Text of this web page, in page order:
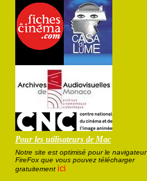
Pour les utilisateurs de Mac
Notre site est optimisé pour le navigateur
FireFox que vous pouvez télécharger
gratuitement ici